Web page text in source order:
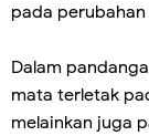
pada
Dalam
mata terletak
melainkan juga